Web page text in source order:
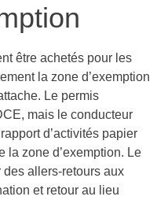
être achetés pour les
la zone d’exemption
Le permis
mais le conducteur
d’activités papier
la zone d’exemption. Le
allers-retours aux
et retour au lieu